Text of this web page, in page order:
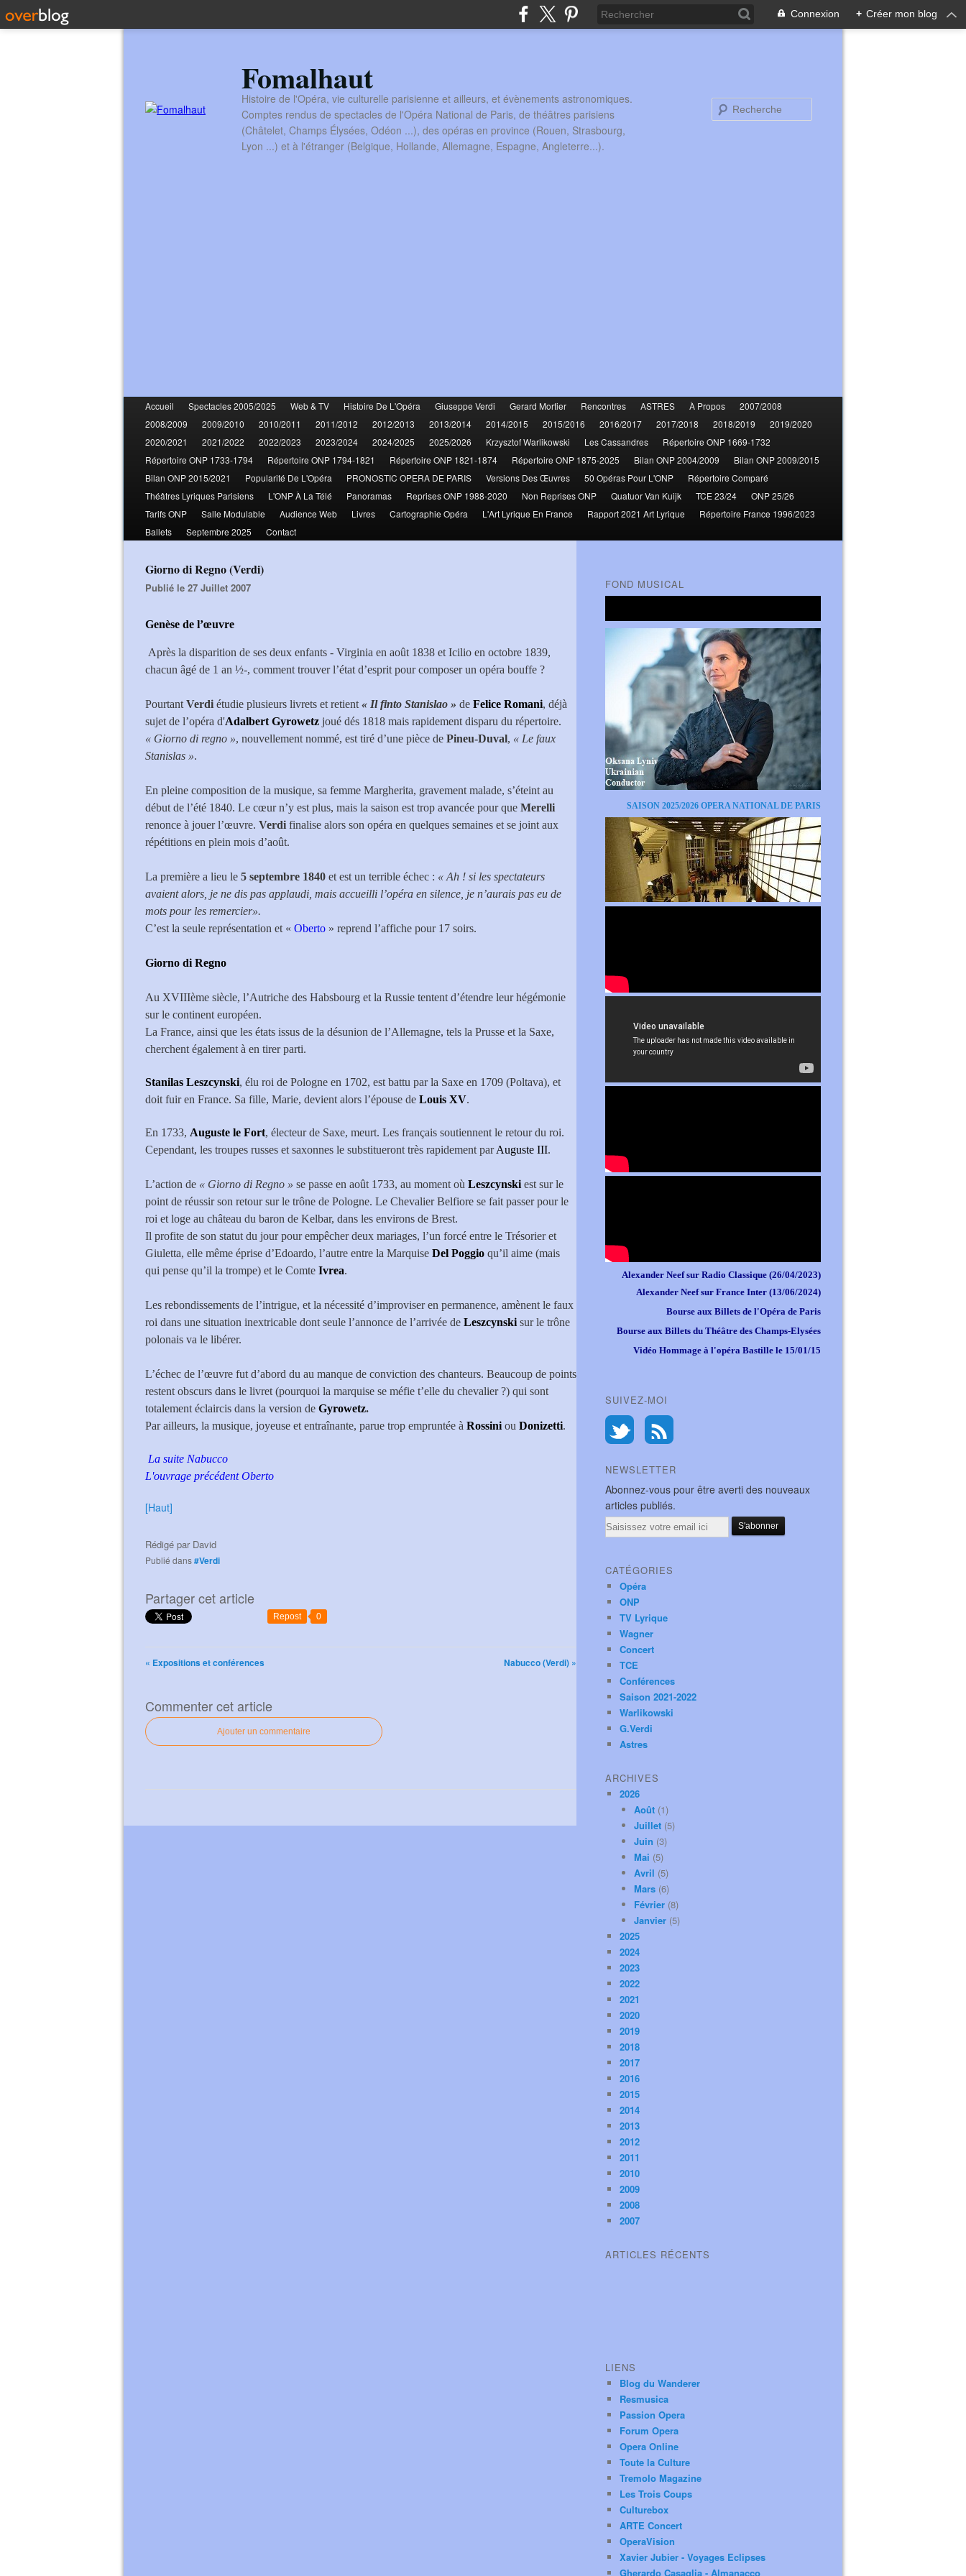
Connexion + Créer mon blog
Fomalhaut
Histoire de l'Opéra, vie culturelle parisienne et ailleurs, et évènements astronomiques.
Comptes rendus de spectacles de l'Opéra National de Paris, de théâtres parisiens
(Châtelet, Champs Élysées, Odéon ...), des opéras en province (Rouen, Strasbourg,
Lyon ...) et à l'étranger (Belgique, Hollande, Allemagne, Espagne, Angleterre...).
Accueil Spectacles 2005/2025 Web & TV Histoire De L'Opéra Giuseppe Verdi Gerard Mortier Rencontres ASTRES À Propos
2007/2008
2008/2009
2009/2010 2010/2011 2011/2012 2012/2013 2013/2014 2014/2015 2015/2016 2016/2017 2017/2018 2018/2019
2019/2020
2020/2021
2021/2022 2022/2023 2023/2024 2024/2025 2025/2026 Krzysztof Warlikowski Les Cassandres
Répertoire ONP 1669-1732
Répertoire ONP 1733-1794
Répertoire ONP 1794-1821 Répertoire ONP 1821-1874 Répertoire ONP 1875-2025 Bilan ONP 2004/2009
Bilan ONP 2009/2015
Bilan ONP 2015/2021
Popularité De L'Opéra PRONOSTIC OPERA DE PARIS Versions Des Œuvres 50 Opéras Pour L'ONP
Répertoire Comparé
Théâtres Lyriques Parisiens
L'ONP À La Télé Panoramas Reprises ONP 1988-2020 Non Reprises ONP Quatuor Van Kuijk TCE 23/24
ONP 25/26
Tarifs ONP
Salle Modulable Audience Web Livres Cartographie Opéra L'Art Lyrique En France Rapport 2021 Art Lyrique
Répertoire France 1996/2023
Ballets
Septembre 2025 Contact
Giorno di Regno (Verdi)
Publié le 27 Juillet 2007
Genèse de l’œuvre
Après la disparition de ses deux enfants - Virginia en août 1838 et Icilio en octobre 1839,
chacun âgé de 1 an ½-, comment trouver l’état d’esprit pour composer un opéra bouffe ?
Pourtant Verdi étudie plusieurs livrets et retient « Il finto Stanislao » de Felice Romani, déjà
sujet de l’opéra d'Adalbert Gyrowetz joué dés 1818 mais rapidement disparu du répertoire.
« Giorno di regno », nouvellement nommé, est tiré d’une pièce de Pineu-Duval, « Le faux
Stanislas ».
En pleine composition de la musique, sa femme Margherita, gravement malade, s’éteint au
début de l’été 1840. Le cœur n’y est plus, mais la saison est trop avancée pour que Merelli
renonce à jouer l’œuvre. Verdi finalise alors son opéra en quelques semaines et se joint aux
répétitions en plein mois d’août.
La première a lieu le 5 septembre 1840 et est un terrible échec : « Ah ! si les spectateurs
avaient alors, je ne dis pas applaudi, mais accueilli l’opéra en silence, je n’aurais pas eu de
mots pour les remercier».
C’est la seule représentation et « Oberto » reprend l’affiche pour 17 soirs.
Giorno di Regno
Au XVIIIème siècle, l’Autriche des Habsbourg et la Russie tentent d’étendre leur hégémonie
sur le continent européen.
La France, ainsi que les états issus de la désunion de l’Allemagne, tels la Prusse et la Saxe,
cherchent également à en tirer parti.
Stanilas Leszcynski, élu roi de Pologne en 1702, est battu par la Saxe en 1709 (Poltava), et
doit fuir en France. Sa fille, Marie, devient alors l’épouse de Louis XV.
En 1733, Auguste le Fort, électeur de Saxe, meurt. Les français soutiennent le retour du roi.
Cependant, les troupes russes et saxonnes le substitueront très rapidement parAuguste III.
L’action de « Giorno di Regno » se passe en août 1733, au moment où Leszcynski est sur le
point de réussir son retour sur le trône de Pologne. Le Chevalier Belfiore se fait passer pour le
roi et loge au château du baron de Kelbar, dans les environs de Brest.
Il profite de son statut du jour pour empêcher deux mariages, l’un forcé entre le Trésorier et
Giuletta, elle même éprise d’Edoardo, l’autre entre la Marquise Del Poggio qu’il aime (mais
qui pense qu’il la trompe) et le Comte Ivrea.
Les rebondissements de l’intrigue, et la nécessité d’improviser en permanence, amènent le faux
roi dans une situation inextricable dont seule l’annonce de l’arrivée de Leszcynski sur le trône
polonais va le libérer.
L’échec de l’œuvre fut d’abord du au manque de conviction des chanteurs. Beaucoup de points
restent obscurs dans le livret (pourquoi la marquise se méfie t’elle du chevalier ?) qui sont
totalement éclaircis dans la version de Gyrowetz.
Par ailleurs, la musique, joyeuse et entraînante, parue trop empruntée à Rossini ou Donizetti.
La suite Nabucco
L'ouvrage précédent Oberto
[Haut]
Rédigé par David
Publié dans#Verdi
Partager cet article
Repost 0
« Expositions et conférences Nabucco (Verdi) »
Commenter cet article
Ajouter un commentaire
FOND MUSICAL
SAISON 2025/2026 OPERA NATIONAL DE PARIS
Alexander Neef sur Radio Classique (26/04/2023)
Alexander Neef sur France Inter (13/06/2024)
Bourse aux Billets de l'Opéra de Paris
Bourse aux Billets du Théâtre des Champs-Elysées
Vidéo Hommage à l'opéra Bastille le 15/01/15
SUIVEZ-MOI
NEWSLETTER
Abonnez-vous pour être averti des nouveaux
articles publiés.
Email
CATÉGORIES
Opéra
ONP
TV Lyrique
Wagner
Concert
TCE
Conférences
Saison 2021-2022
Warlikowski
G.Verdi
Astres
ARCHIVES
2026
Août (1)
Juillet (5)
Juin (3)
Mai (5)
Avril (5)
Mars (6)
Février (8)
Janvier (5)
2025
2024
2023
2022
2021
2020
2019
2018
2017
2016
2015
2014
2013
2012
2011
2010
2009
2008
2007
ARTICLES RÉCENTS
LIENS
Blog du Wanderer
Resmusica
Passion Opera
Forum Opera
Opera Online
Toute la Culture
Tremolo Magazine
Les Trois Coups
Culturebox
ARTE Concert
OperaVision
Xavier Jubier - Voyages Eclipses
Gherardo Casaglia - Almanacco